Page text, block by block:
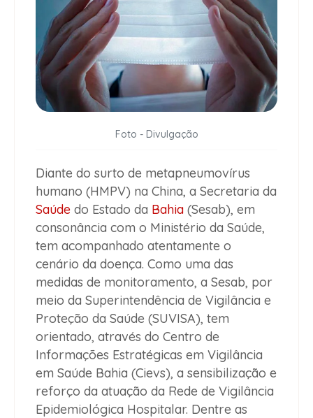
Foto - Divulgação
Diante do surto de metapneumovírus
humano (HMPV) na China, a Secretaria da
Saúde do Estado da Bahia (Sesab), em
consonância com o Ministério da Saúde,
tem acompanhado atentamente o
cenário da doença. Como uma das
medidas de monitoramento, a Sesab, por
meio da Superintendência de Vigilância e
Proteção da Saúde (SUVISA), tem
orientado, através do Centro de
Informações Estratégicas em Vigilância
em Saúde Bahia (Cievs), a sensibilização e
reforço da atuação da Rede de Vigilância
Epidemiológica Hospitalar. Dentre as